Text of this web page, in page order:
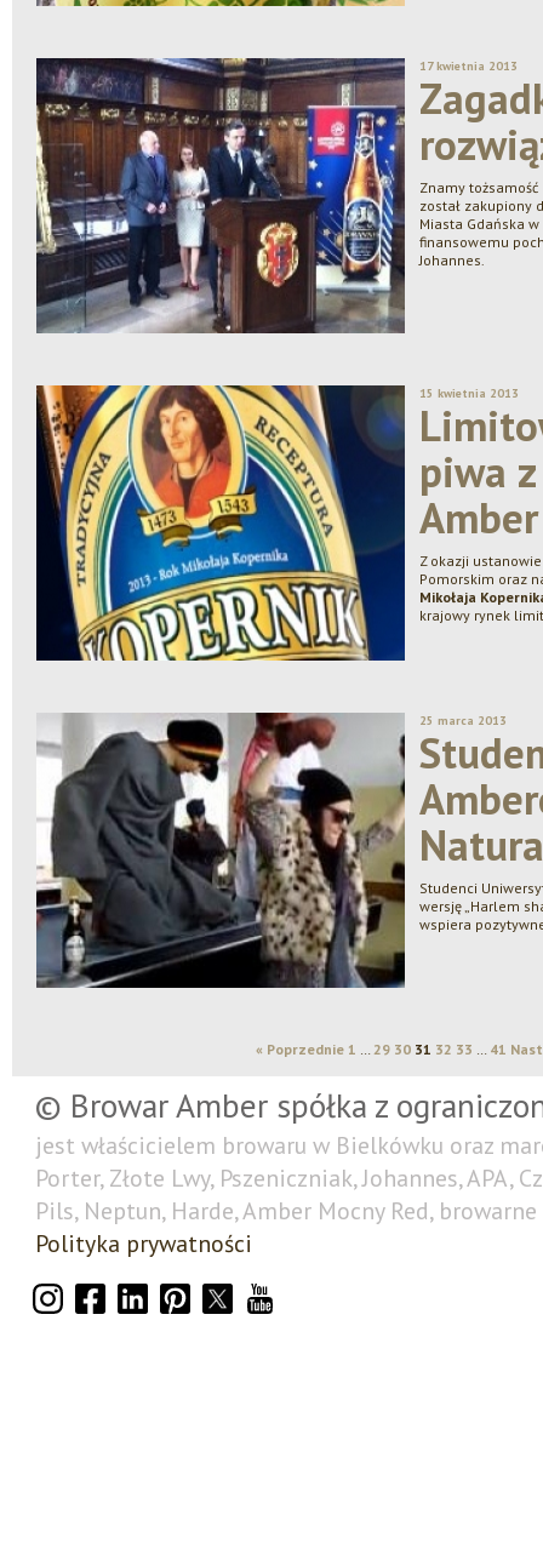
17 kwietnia 2013
Znamy tożsamość
został zakupiony
Miasta Gdańska
finansowemu
Johannes.
15 kwietnia 2013
piwa
Amber
Z okazji
Pomorskim oraz
Mikołaja
krajowy rynek
25 marca 2013
Studenci
wersję „Harlem
wspiera
« Poprzednie 1 … 29 30 31 32 33 … 41
© Browar Amber spółka z
jest właścicielem browaru w Bielkówku oraz
Porter, Złote Lwy, Pszeniczniak, Johannes, APA,
Pils, Neptun, Harde, Amber Mocny Red,
Polityka prywatności